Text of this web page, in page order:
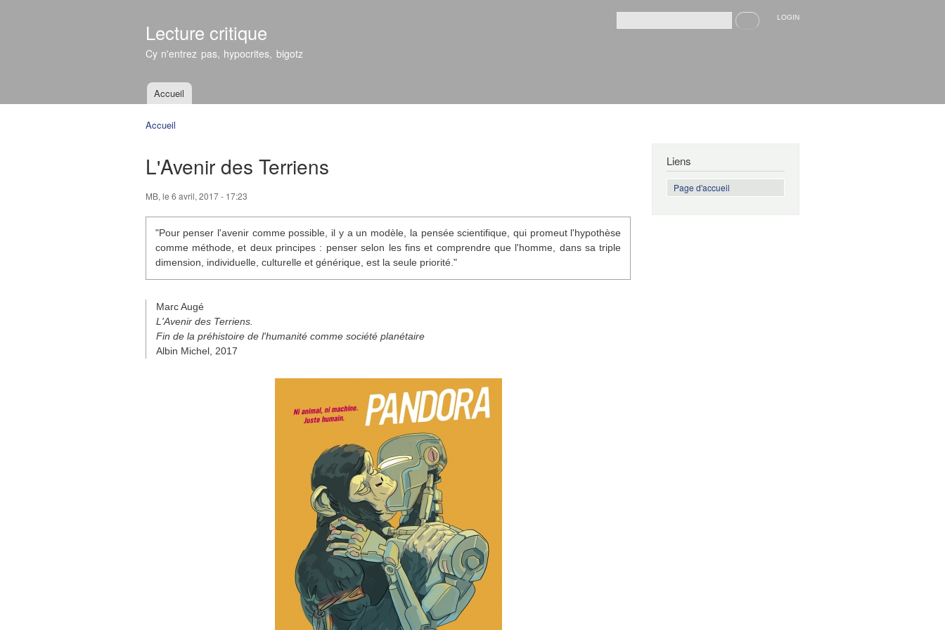
Lecture critique
Cy n'entrez pas, hypocrites, bigotz
Formulaire de recherche
Recherche LOGIN
Menu principal
Accueil
Accueil
L'Avenir des Terriens
MB, le 6 avril, 2017 - 17:23
"Pour penser l'avenir comme possible, il y a un modèle, la pensée scientifique, qui promeut l'hypothèse
comme méthode, et deux principes : penser selon les fins et comprendre que l'homme, dans sa triple
dimension, individuelle, culturelle et générique, est la seule priorité."
Marc Augé
L'Avenir des Terriens.
Fin de la préhistoire de l'humanité comme société planétaire
Albin Michel, 2017
Liens
Page d'accueil